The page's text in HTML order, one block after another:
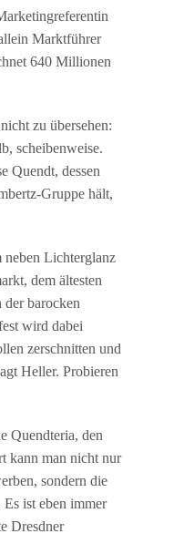
Marktführer
640 Millionen
zu übersehen:
scheibenweise.
Quendt, dessen
Gruppe hält,
neben Lichterglanz
dem ältesten
der barocken
wird dabei
zerschnitten und
Heller. Probieren
Quendteria, den
kann man nicht nur
sondern die
ist eben immer
Dresdner